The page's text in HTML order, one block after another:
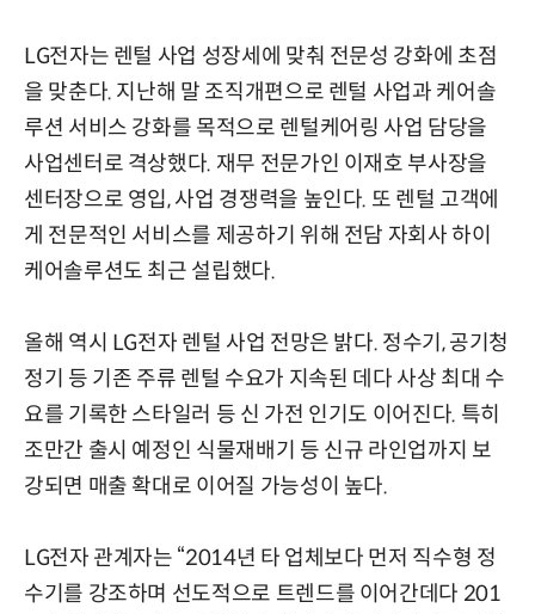
LG전자는 렌털 사업 성장세에 맞춰 전문성 강화에 초점
을 맞춘다. 지난해 말 조직개편으로 렌털 사업과 케어솔
루션 서비스 강화를 목적으로 렌털케어링 사업 담당을
사업센터로 격상했다. 재무 전문가인 이재호 부사장을
센터장으로 영입, 사업 경쟁력을 높인다. 또 렌털 고객에
게 전문적인 서비스를 제공하기 위해 전담 자회사 하이
케어솔루션도 최근 설립했다.
올해 역시 LG전자 렌털 사업 전망은 밝다. 정수기, 공기청
정기 등 기존 주류 렌털 수요가 지속된 데다 사상 최대 수
요를 기록한 스타일러 등 신 가전 인기도 이어진다. 특히
조만간 출시 예정인 식물재배기 등 신규 라인업까지 보
강되면 매출 확대로 이어질 가능성이 높다.
LG전자 관계자는 “2014년 타 업체보다 먼저 직수형 정
수기를 강조하며 선도적으로 트렌드를 이어간데다 201